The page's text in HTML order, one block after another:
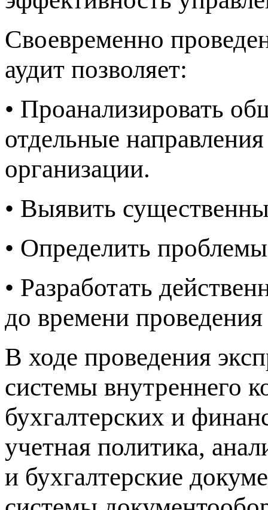
Своевременно
аудит позволяет:
• Проанализировать
отдельные
организации.
• Выявить
• Определить
• Разработать
до времени
В ходе проведения
системы внутреннего
бухгалтерских и
учетная политика,
и бухгалтерские